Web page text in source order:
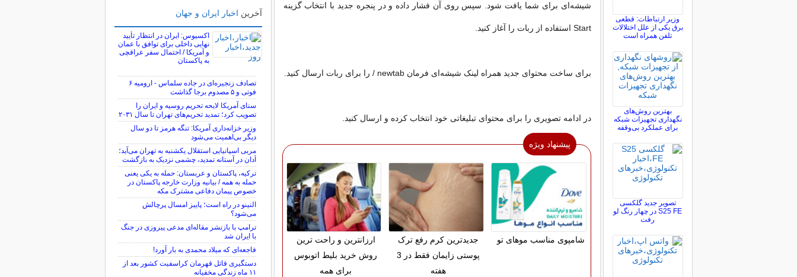
شیشه‌ای برای شما یافت شود. سپس روی آن فشار داده و در پنجره جدید با انتخاب گزینه
Start استفاده از ربات را آغاز کنید.
برای ساخت محتوای جدید همراه لینک شیشه‌ای فرمان newtab / را برای ربات ارسال کنید.
در ادامه تصویری را برای محتوای تبلیغاتی خود انتخاب کرده و ارسال کنید.
پیشنهاد ویژه
شامپوی مناسب موهای تو
جدیدترین کرم رفع ترک
پوستی زایمان فقط در 3
هفته
ارزانترین و راحت ترین
روش خرید بلیط اتوبوس
برای همه
وزیر ارتباطات: قطعی
برق یکی از علل اختلالات
تلفن همراه است
بهترین روش‌های
نگهداری تجهیزات شبکه
برای عملکرد بی‌وقفه
تصویر جدید گلکسی
S25 FE در چهار رنگ لو
رفت
آخرین اخبار ایران و جهان
اکسیوس: ایران در انتظار تأیید
نهایی داخلی برای توافق با عمان
و آمریکا / احتمال سفر عراقچی
به پاکستان
تصادف زنجیره‌ای در جاده سلماس - ارومیه ۶
فوتی و ۵ مصدوم برجا گذاشت
سنای آمریکا لایحه تحریم روسیه و ایران را
تصویب کرد؛ تمدید تحریم‌های تهران تا سال ۲۰۳۱
وزیر خزانه‌داری آمریکا: تنگه هرمز تا دو سال
دیگر بی‌اهمیت می‌شود
مربی اسپانیایی استقلال یکشنبه به تهران می‌آید؛
آدان در آستانه تمدید، چشمی نزدیک به بازگشت
ترکیه، پاکستان و عربستان: حمله به یکی یعنی
حمله به همه / بیانیه وزارت خارجه پاکستان در
خصوص پیمان دفاعی مشترک مکه
النینو در راه است؛ پاییز امسال پرچالش
می‌شود؟
ترامپ با بازنشر مقاله‌ای مدعی پیروزی در جنگ
با ایران شد
فاجعه‌ای که میلاد محمدی به بار آورد!
دستگیری قاتل قهرمان کراسفیت کشور بعد از
۱۱ ماه زندگی مخفیانه